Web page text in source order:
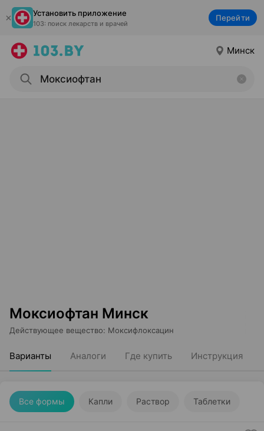
Установить приложение
103: поиск лекарств и врачей
Перейти
Минск
Моксиофтан Минск
Действующее вещество: Моксифлоксацин
Варианты Аналоги Где купить Инструкция
Все формы Капли Раствор Таблетки